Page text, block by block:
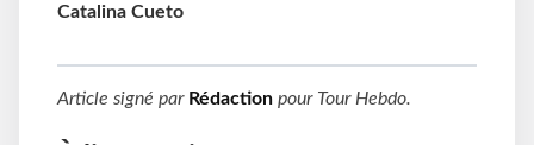
Catalina Cueto
Article signé par Rédaction pour Tour Hebdo.